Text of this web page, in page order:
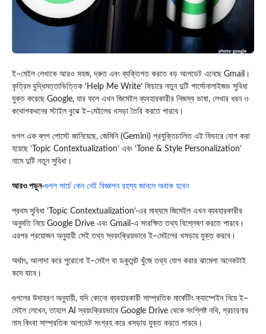
ই–মেইল লেখাকে আরও সহজ, দ্রুত এবং ব্যক্তিগত করতে বড় আপডেট এনেছে Gmail।
কৃত্রিম বুদ্ধিমত্তাভিত্তিক ‘Help Me Write’ ফিচারে নতুন দুটি পার্সোনালাইজড সুবিধা
যুক্ত করেছে Google, যার ফলে এখন জিমেইল ব্যবহারকারীর নিজস্ব ভাষা, লেখার ধরন ও
কথোপকথনের স্টাইল বুঝে ই–মেইলের খসড়া তৈরি করতে পারবে।
গুগল এক ব্লগ পোস্টে জানিয়েছে, জেমিনি (Gemini) প্রযুক্তিচালিত এই ফিচারে যোগ করা
হয়েছে ‘Topic Contextualization’ এবং ‘Tone & Style Personalization’
নামে দুটি নতুন সুবিধা।
আরও পড়ুন-গুগল সার্চে কেন নেই বিজ্ঞাপন রহস্য জানলে অবাক হবেন
প্রথম সুবিধা ‘Topic Contextualization’-এর মাধ্যমে জিমেইল এখন ব্যবহারকারীর
অনুমতি নিয়ে Google Drive এবং Gmail-এ সংরক্ষিত তথ্য বিশ্লেষণ করতে পারবে।
এরপর প্রয়োজন অনুযায়ী সেই তথ্য স্বয়ংক্রিয়ভাবে ই–মেইলের খসড়ায় যুক্ত করবে।
অর্থাৎ, আলাদা করে পুরোনো ই–মেইল বা ডকুমেন্ট খুঁজে তথ্য যোগ করার ঝামেলা অনেকটাই
কমে যাবে।
গুগলের উদাহরণ অনুযায়ী, যদি কোনো ব্যবহারকারী সাম্প্রতিক মার্কেটিং ক্যাম্পেইন নিয়ে ই–
মেইল লেখেন, তাহলে AI স্বয়ংক্রিয়ভাবে Google Drive থেকে সংশ্লিষ্ট নথি, প্রচারণার
নাম কিংবা সাম্প্রতিক আপডেট সংগ্রহ করে খসড়ায় যুক্ত করতে পারবে।